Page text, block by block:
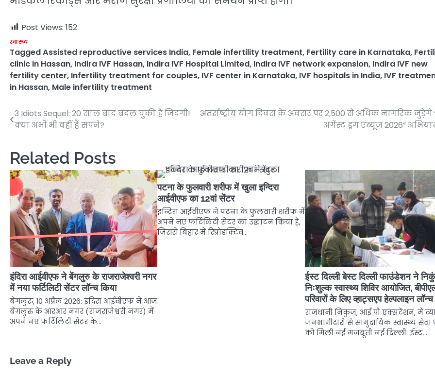
Post Views: 152
स्वास्थ्य
TaggedAssisted reproductive services India, Female infertility treatment, Fertility care in Karnataka,
clinic in Hassan, Indira IVF Hassan, Indira IVF Hospital Limited, Indira IVF network expansion, Indira IVF new
fertility center, Infertility treatment for couples, IVF center in Karnataka, IVF hospitals in India, IVF
in Hassan, Male infertility treatment
Post
navigation
3 Idiots Sequel: 20 साल बाद बदल चुकी है जिंदगी!
क्या अभी भी वहीं हैं सपने?
अंतर्राष्ट्रीय योग दिवस के अवसर पर 2,500 से अधिक नागरिक जुड़ेंगे
अगेंस्ट ड्रग एब्यूज 2026”
Related Posts
इंदिरा आईवीएफ ने बेंगलुरु के राजराजेश्वरी नगर
में नया फर्टिलिटी सेंटर लॉन्च किया
बेंगलुरु, 10 अप्रैल 2026: इंदिरा आईवीएफ ने आज
बेंगलुरु के आरआर नगर (राजराजेश्वरी नगर) में
अपने नए फर्टिलिटी सेंटर के…
पटना के फुलवारी शरीफ में खुला इन्दिरा
आईवीएफ का 12वां सेंटर
इन्दिरा आईवीएफ ने पटना के फुलवारी शरीफ में
अपने नए फर्टिलिटी सेंटर का उद्घाटन किया है,
जिससे बिहार में रिप्रोडक्टिव…
ईस्ट दिल्ली बेस्ट दिल्ली फाउंडेशन ने
निःशुल्क स्वास्थ्य शिविर आयोजित,
परिवारों के लिए व्हाट्सएप हेल्पलाइन लॉन्च
राजधानी निकुंज, आई पी एक्सटेंशन, में
जनभागीदारी से सामुदायिक स्वास्थ्य
को मिली नई मजबूती नई दिल्ली: ईस्ट…
Leave a Reply